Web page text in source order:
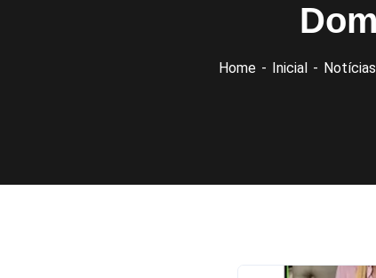
Home Inicial Notícias